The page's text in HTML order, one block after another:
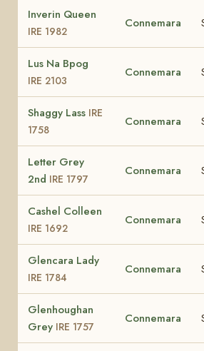
Inverin Queen
IRE 1982
Connemara
Lus Na Bpog
IRE 2103
Connemara
Shaggy Lass IRE
1758
Connemara
Letter Grey
2nd IRE 1797
Connemara
Cashel Colleen
IRE 1692
Connemara
Glencara Lady
IRE 1784
Connemara
Glenhoughan
Grey IRE 1757
Connemara